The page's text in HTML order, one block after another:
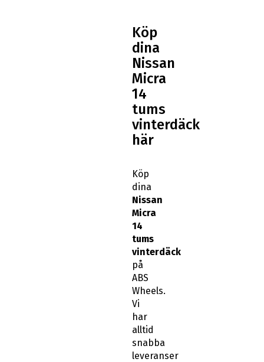
Köp
dina
Nissan
Micra
14
tums
vinterdäck
här
Köp
dina
Nissan
Micra
14
tums
vinterdäck
på
ABS
Wheels.
Vi
har
alltid
snabba
leveranser